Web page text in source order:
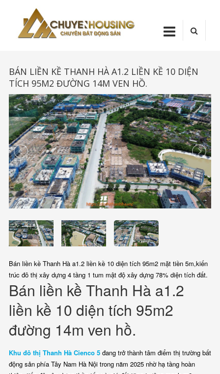
BÁN LIỀN KỀ THANH HÀ A1.2 LIỀN KỀ 10 DIỆN
TÍCH 95M2 ĐƯỜNG 14M VEN HỒ.
Bán liền kề Thanh Hà a1.2 liền kề 10 diện tích 95m2 mặt tiền 5m,kiến
trúc đô thị xây dựng 4 tầng 1 tum mật độ xây dựng 78% diện tích đất.
Bán liền kề Thanh Hà a1.2
liền kề 10 diện tích 95m2
đường 14m ven hồ.
Khu đô thị Thanh Hà Cienco 5đang trở thành tâm điểm thị trường bất
động sản phía Tây Nam Hà Nội trong năm 2025 nhờ hạ tầng hoàn